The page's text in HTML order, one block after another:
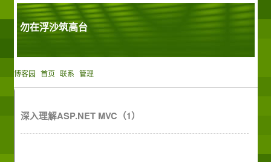
勿在浮沙筑高台
博客园 首页 联系 管理
深入理解ASP.NET MVC（1）